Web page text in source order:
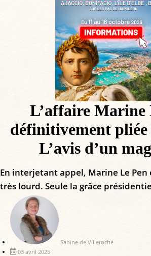
L’affaire Marine
définitivement pliée
L’avis d’un
En interjetant appel, Marine Le
très lourd. Seule la grâce
Sabine de Villeroché
03 avril 2025